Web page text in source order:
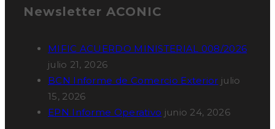
Newsletter ACONIC
MIFIC ACUERDO MINISTERIAL 008/2026
julio 21, 2026
BCN Informe de Comercio Exterior julio
15, 2026
EPN Informe Operativo junio 24, 2026